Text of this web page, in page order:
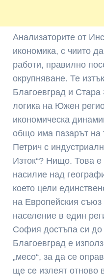
Анализаторите от
икономика, с чиито
работи, правилно
окрупняване. Те
Благоевград и
логика на Южен
икономическа
общо има пазарът на
Петрич с
Изток“? Нищо. Това
насилие над
което цели
на Европейския
население в един
София достъпа си
Благоевград е
„месо“, за да се
ще се излеят отново